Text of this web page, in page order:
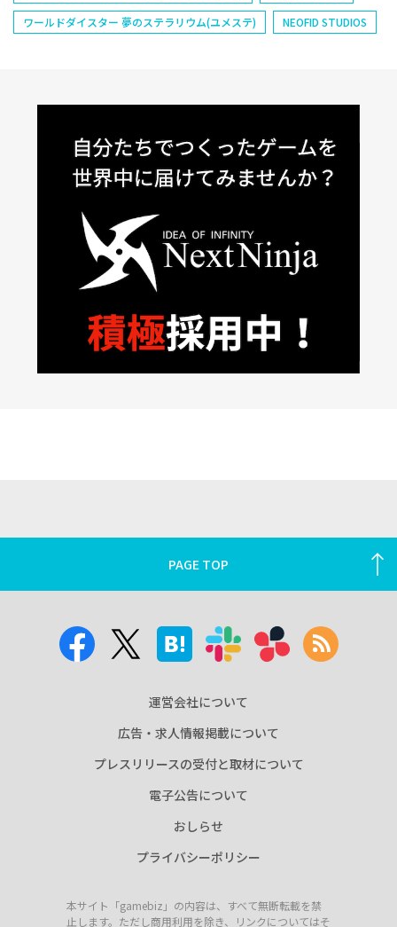
ワールドダイスター 夢のステラリウム(ユメステ)
NEOFID STUDIOS
PAGE TOP
運営会社について
広告・求人情報掲載について
プレスリリースの受付と取材について
電子公告について
おしらせ
プライバシーポリシー
本サイト「gamebiz」の内容は、すべて無断転載を禁
止します。ただし商用利用を除き、リンクについてはそ